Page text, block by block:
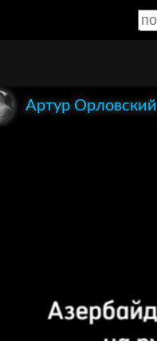
Артур Орловский